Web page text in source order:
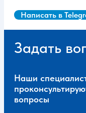
Написать в
Задать
Наши
вопросы